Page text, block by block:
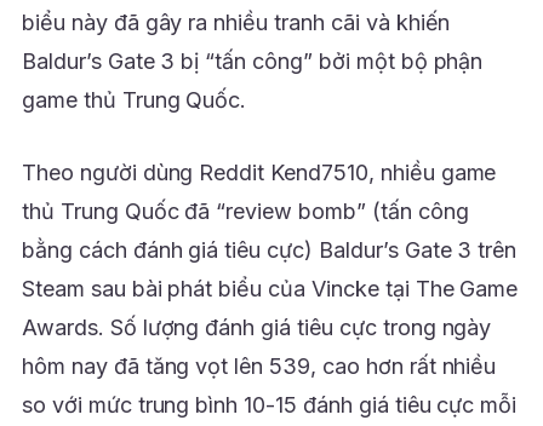
biểu này đã gây ra nhiều tranh cãi và khiến
Baldur’s Gate 3 bị “tấn công” bởi một bộ phận
game thủ Trung Quốc.
Theo người dùng Reddit Kend7510, nhiều game
thủ Trung Quốc đã “review bomb” (tấn công
bằng cách đánh giá tiêu cực) Baldur’s Gate 3 trên
Steam sau bài phát biểu của Vincke tại The Game
Awards. Số lượng đánh giá tiêu cực trong ngày
hôm nay đã tăng vọt lên 539, cao hơn rất nhiều
so với mức trung bình 10-15 đánh giá tiêu cực mỗi